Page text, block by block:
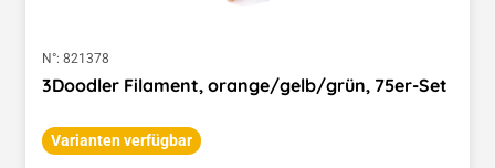
N°: 821378
3Doodler Filament, orange/gelb/grün, 75er-Set
Varianten verfügbar